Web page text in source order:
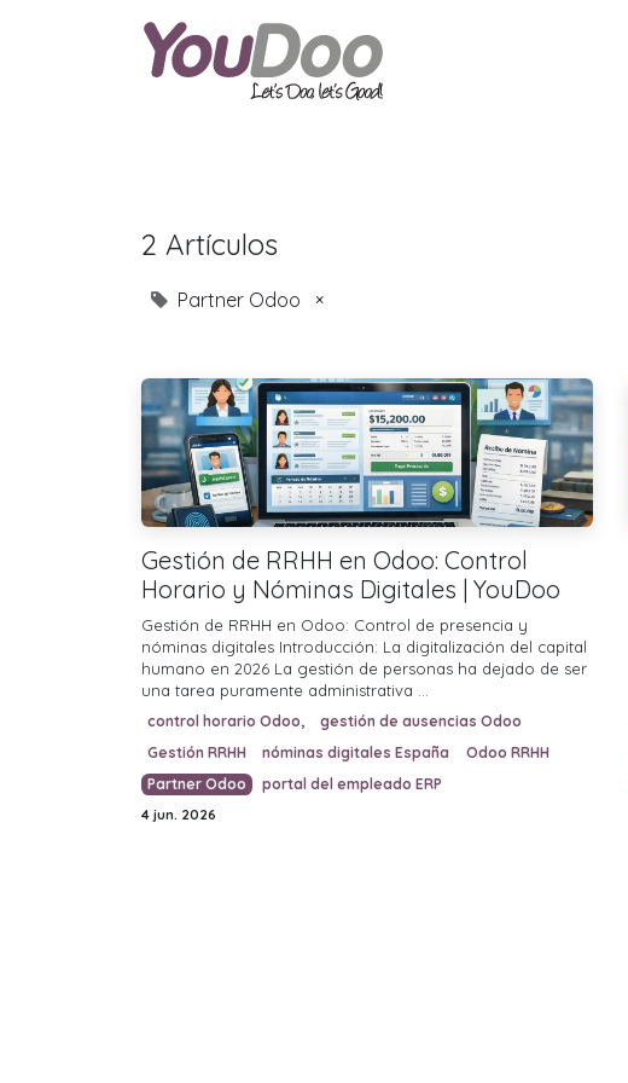
2 Artículos
Partner Odoo ×
Gestión de RRHH en Odoo: Control
Horario y Nóminas Digitales | YouDoo
Gestión de RRHH en Odoo: Control de presencia y
nóminas digitales Introducción: La digitalización del capital
humano en 2026 La gestión de personas ha dejado de ser
una tarea puramente administrativa ...
control horario Odoo,
gestión de ausencias Odoo
Gestión RRHH
nóminas digitales España
Odoo RRHH
Partner Odoo
portal del empleado ERP
4 jun. 2026